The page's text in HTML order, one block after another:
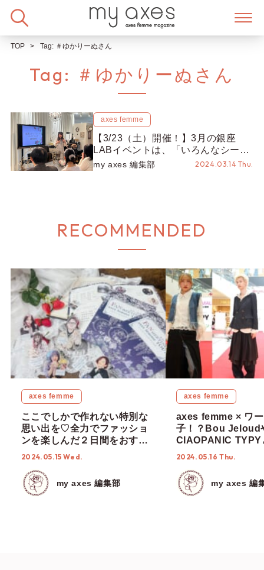
TOP Tag: ＃ゆかりーぬさん
Tag: ＃ゆかりーぬさん
axes femme
【3/23（土）開催！】3月の銀座
LABイベントは、「いろんなシーン
で使える ヘアアレンジ講座♪」♡2月
my axes 編集部 2024.03.14 Thu.
RECOMMENDED
axes femme
ここでしかで作れない特別な
思い出を♡全力でファッショ
ンを楽しんだ２日間をおすそ
分け♪【第４回ファンミーティ
2024.05.15 Wed.
my axes 編集部
axes femme
axes femme × ワ
子！？Bou Jeloud
CIAOPANIC TYPY
したスタイリング
ョー in 福岡
2024.05.16 Thu.
my axes 編